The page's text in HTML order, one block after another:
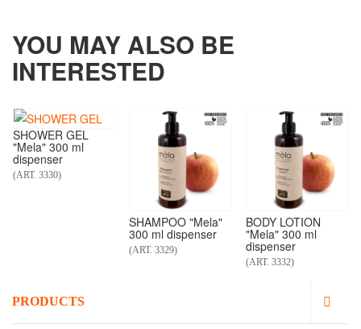
YOU MAY ALSO BE
INTERESTED
SHOWER GEL
"Mela" 300 ml
dispenser
(ART. 3330)
SHAMPOO "Mela"
300 ml dispenser
(ART. 3329)
BODY LOTION
"Mela" 300 ml
dispenser
(ART. 3332)
PRODUCTS